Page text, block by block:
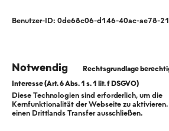
Benutzer-ID: 0de68c06-d146-40ac-ae78-
Notwendig
Diese Technologien sind erforderlich, um die
Kernfunktionalität der Webseite zu
einen Drittlands Transfer ausschließen.